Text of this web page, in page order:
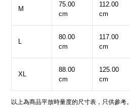
M
75.00
cm
112.00
cm
L
80.00
cm
117.00
cm
XL
88.00
cm
125.00
cm
以上為商品平放時量度的尺寸表，只供參考